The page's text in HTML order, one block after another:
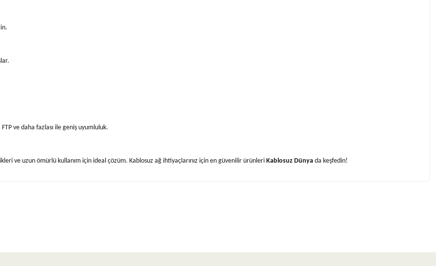
FTP ve daha fazlası ile geniş uyumluluk.
ve uzun ömürlü kullanım için ideal çözüm. Kablosuz ağ ihtiyaçlarınız için en güvenilir ürünleri Kablosuz Dünya da keşfedin!